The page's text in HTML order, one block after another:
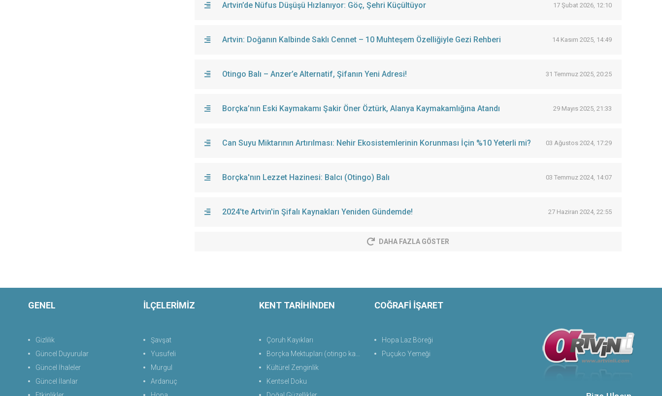
Artvin’de Nüfus Düşüşü Hızlanıyor: Göç, Şehri Küçültüyor 17 Şubat 2026, 12:10
Artvin: Doğanın Kalbinde Saklı Cennet – 10 Muhteşem Özelliğiyle Gezi Rehberi 14 Kasım 2025, 14:49
Otingo Balı – Anzer’e Alternatif, Şifanın Yeni Adresi! 31 Temmuz 2025, 20:25
Borçka’nın Eski Kaymakamı Şakir Öner Öztürk, Alanya Kaymakamlığına Atandı 29 Mayıs 2025, 21:33
Can Suyu Miktarının Artırılması: Nehir Ekosistemlerinin Korunması İçin %10 Yeterli mi? 03 Ağustos 2024, 17:29
Borçka'nın Lezzet Hazinesi: Balcı (Otingo) Balı 03 Temmuz 2024, 14:07
2024'te Artvin'in Şifalı Kaynakları Yeniden Gündemde! 27 Haziran 2024, 22:55
DAHA FAZLA GÖSTER
GENEL
Gizlilik
Güncel Duyurular
Güncel İhaleler
Güncel İlanlar
İLÇELERİMİZ
Şavşat
Yusufeli
Murgul
Ardanuç
KENT TARİHİNDEN
Çoruh Kayıkları
Borçka Mektupları (otingo kaplıcası)
Kültürel Zenginlik
Kentsel Doku
COĞRAFİ İŞARET
Hopa Laz Böreği
Puçuko Yemeği